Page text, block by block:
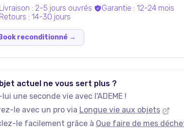
mainstream.
Livraison : 2-5 jours ouvrés Garantie : 12-24 mois
Retours : 14-30 jours
reconditionné→
actuel ne vous sert plus ?
une seconde vie avec l'ADEME !
le avec un pro via Longue vie aux objets
le facilement grâce à Que faire de mes